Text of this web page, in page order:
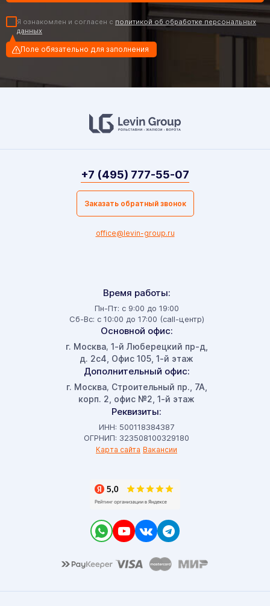
Я ознакомлен и согласен с политикой об обработке персональных
данных
Поле обязательно для заполнения
Время работы:
Пн-Пт: с 9:00 до 19:00
Сб-Вс: с 10:00 до 17:00 (call-центр)
Основной офис:
г. Москва, 1-й Люберецкий пр-д,
д. 2с4, Офис 105, 1-й этаж
Дополнительный офис:
г. Москва, Строительный пр., 7А,
корп. 2, офис №2, 1-й этаж
Реквизиты:
ИНН: 500118384387
ОГРНИП: 323508100329180
Карта сайта Вакансии
+7 (495) 777-55-07
Заказать обратный звонок
office@levin-group.ru